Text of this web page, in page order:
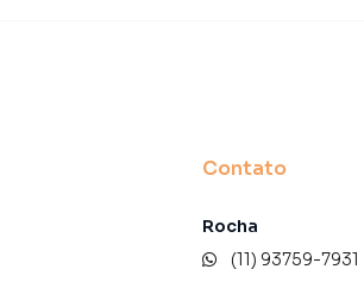
Contato
Rocha
(11) 93759-7931